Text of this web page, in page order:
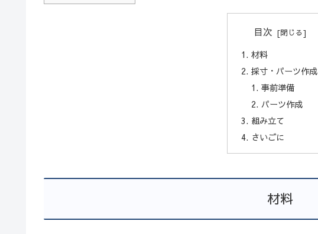
目次
材料
採寸・パーツ作成
事前準備
パーツ作成
組み立て
さいごに
材料